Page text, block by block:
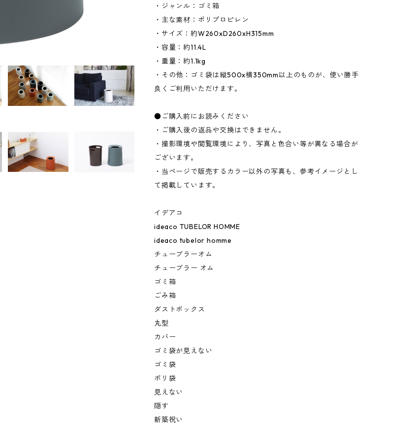
・ジャンル：ゴミ箱
・主な素材：ポリプロピレン
・サイズ：約W260xD260xH315mm
・容量：約11.4L
・重量：約1.1kg
・その他：ゴミ袋は縦500x横350mm以上のものが、使い勝手
良くご利用いただけます。
●ご購入前にお読みください
・ご購入後の返品や交換はできません。
・撮影環境や閲覧環境により、写真と色合い等が異なる場合が
ございます。
・当ページで販売するカラー以外の写真も、参考イメージとし
て掲載しています。
イデアコ
ideaco TUBELOR HOMME
ideaco tubelor homme
チューブラーオム
チューブラー オム
ゴミ箱
ごみ箱
ダストボックス
丸型
カバー
ゴミ袋が見えない
ゴミ袋
ポリ袋
見えない
隠す
新築祝い